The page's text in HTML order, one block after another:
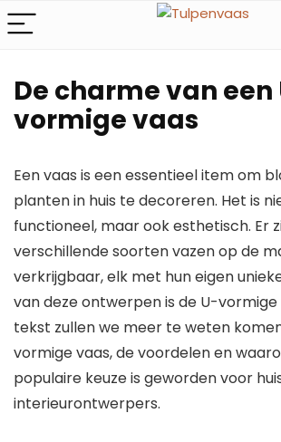
De charme van een
vormige vaas
Een vaas is een essentieel item om
planten in huis te decoreren. Het is
functioneel, maar ook esthetisch. Er
verschillende soorten vazen op de
verkrijgbaar, elk met hun eigen
van deze ontwerpen is de U-vormige
tekst zullen we meer te weten
vormige vaas, de voordelen en
populaire keuze is geworden voor
interieurontwerpers.